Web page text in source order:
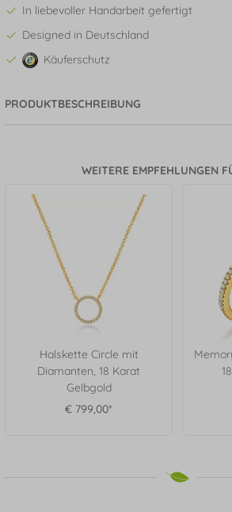
In liebevoller Handarbeit gefertigt
Designed in Deutschland
Käuferschutz
PRODUKTBESCHREIBUNG
WEITERE EMPFEHLUNGEN
Halskette Circle mit
Diamanten, 18 Karat
Gelbgold
€ 799,00*